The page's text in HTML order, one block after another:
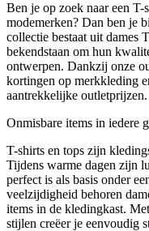
Ben je op zoek naar een
modemerken? Dan ben je
collectie bestaat uit dames
bekendstaan om hun
ontwerpen. Dankzij onze
kortingen op merkkleding
aantrekkelijke outletprijzen.
Onmisbare items in iedere
T-shirts en tops zijn
Tijdens warme dagen zijn
perfect is als basis onder
veelzijdigheid behoren
items in de kledingkast.
stijlen creëer je eenvoudig